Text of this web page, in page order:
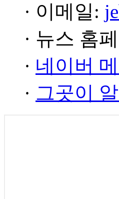
· 이메일:
· 뉴스 홈
· 네이버
· 그곳이